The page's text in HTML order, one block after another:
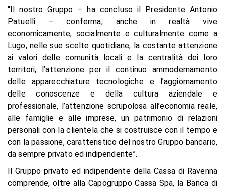
“Il nostro Gruppo – ha concluso il Presidente Antonio
Patuelli – conferma, anche in realtà vive
economicamente, socialmente e culturalmente come a
Lugo, nelle sue scelte quotidiane, la costante attenzione
ai valori delle comunità locali e la centralità dei loro
territori, l’attenzione per il continuo ammodernamento
delle apparecchiature tecnologiche e l’aggiornamento
delle conoscenze e della cultura aziendale e
professionale, l’attenzione scrupolosa all’economia reale,
alle famiglie e alle imprese, un patrimonio di relazioni
personali con la clientela che si costruisce con il tempo e
con la passione, caratteristico del nostro Gruppo bancario,
da sempre privato ed indipendente”.
Il Gruppo privato ed indipendente della Cassa di Ravenna
comprende, oltre alla Capogruppo Cassa Spa, la Banca di